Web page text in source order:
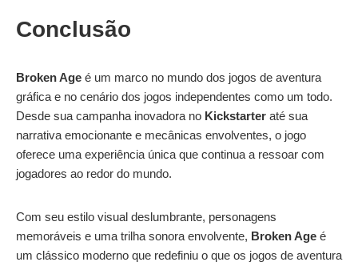
Conclusão
Broken Age é um marco no mundo dos jogos de aventura
gráfica e no cenário dos jogos independentes como um todo.
Desde sua campanha inovadora no Kickstarter até sua
narrativa emocionante e mecânicas envolventes, o jogo
oferece uma experiência única que continua a ressoar com
jogadores ao redor do mundo.
Com seu estilo visual deslumbrante, personagens
memoráveis e uma trilha sonora envolvente, Broken Age é
um clássico moderno que redefiniu o que os jogos de aventura